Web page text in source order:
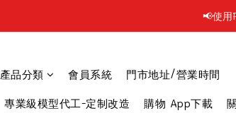
📢凡
📢使用
產品分類 會員系統 門市地址/營業時間
專業級模型代工-定制改造 購物 App下載